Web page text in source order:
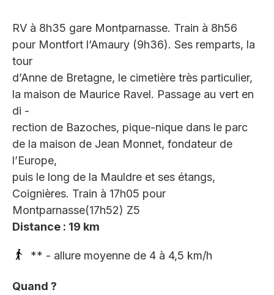
RV à 8h35 gare Montparnasse. Train à 8h56
pour Montfort l’Amaury (9h36). Ses remparts, la
tour
d’Anne de Bretagne, le cimetière très particulier,
la maison de Maurice Ravel. Passage au vert en
di -
rection de Bazoches, pique-nique dans le parc
de la maison de Jean Monnet, fondateur de
l’Europe,
puis le long de la Mauldre et ses étangs,
Coignières. Train à 17h05 pour
Montparnasse(17h52) Z5
Distance : 19 km
** - allure moyenne de 4 à 4,5 km/h
Quand ?